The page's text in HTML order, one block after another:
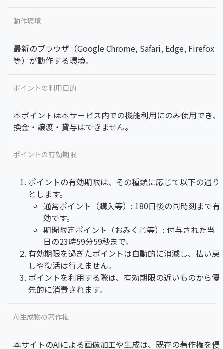
動作環境
最新のブラウザ（Google Chrome, Safari, Edge, Firefox
等）が動作する環境。
ポイントの利用目的
本ポイントは本サービス内での機能利用にのみ使用でき、
換金・譲渡・貸与はできません。
ポイントの有効期限
ポイントの有効期限は、その種類に応じて以下の通り
とします。
通常ポイント（購入等）: 180日後の同時刻まで有
効です。
期間限定ポイント（おみくじ等）: 付与された当
日の23時59分59秒まで。
有効期限を過ぎたポイントは自動的に消滅し、払い戻
しや復活は行えません。
ポイントを利用する際は、有効期限の近いものから優
先的に消費されます。
AI生成物の著作権
本サイトのAIによる画像加工や生成は、既存の著作権を侵